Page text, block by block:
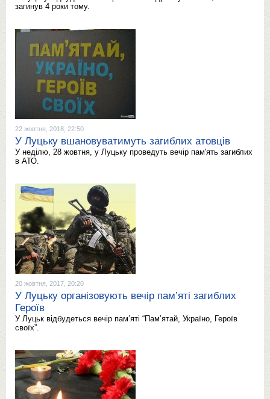
загинув 4 роки тому.
22 жовтня, 2018, 22:50
У Луцьку вшановуватимуть загиблих атовців
У неділю, 28 жовтня, у Луцьку проведуть вечір пам'ять загиблих
в АТО.
20 жовтня, 2017, 20:20
У Луцьку організовують вечір пам’яті загиблих
Героїв
У Луцьк відбудеться вечір пам’яті “Пам’ятай, Україно, Героїв
своїх”.